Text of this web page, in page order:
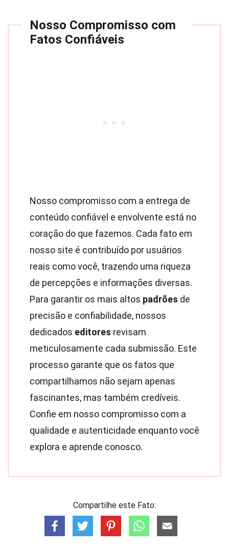
Nosso Compromisso com
Fatos Confiáveis
Nosso compromisso com a entrega de
conteúdo confiável e envolvente está no
coração do que fazemos. Cada fato em
nosso site é contribuído por usuários
reais como você, trazendo uma riqueza
de percepções e informações diversas.
Para garantir os mais altos padrões de
precisão e confiabilidade, nossos
dedicados editores revisam
meticulosamente cada submissão. Este
processo garante que os fatos que
compartilhamos não sejam apenas
fascinantes, mas também credíveis.
Confie em nosso compromisso com a
qualidade e autenticidade enquanto você
explora e aprende conosco.
Compartilhe este Fato: